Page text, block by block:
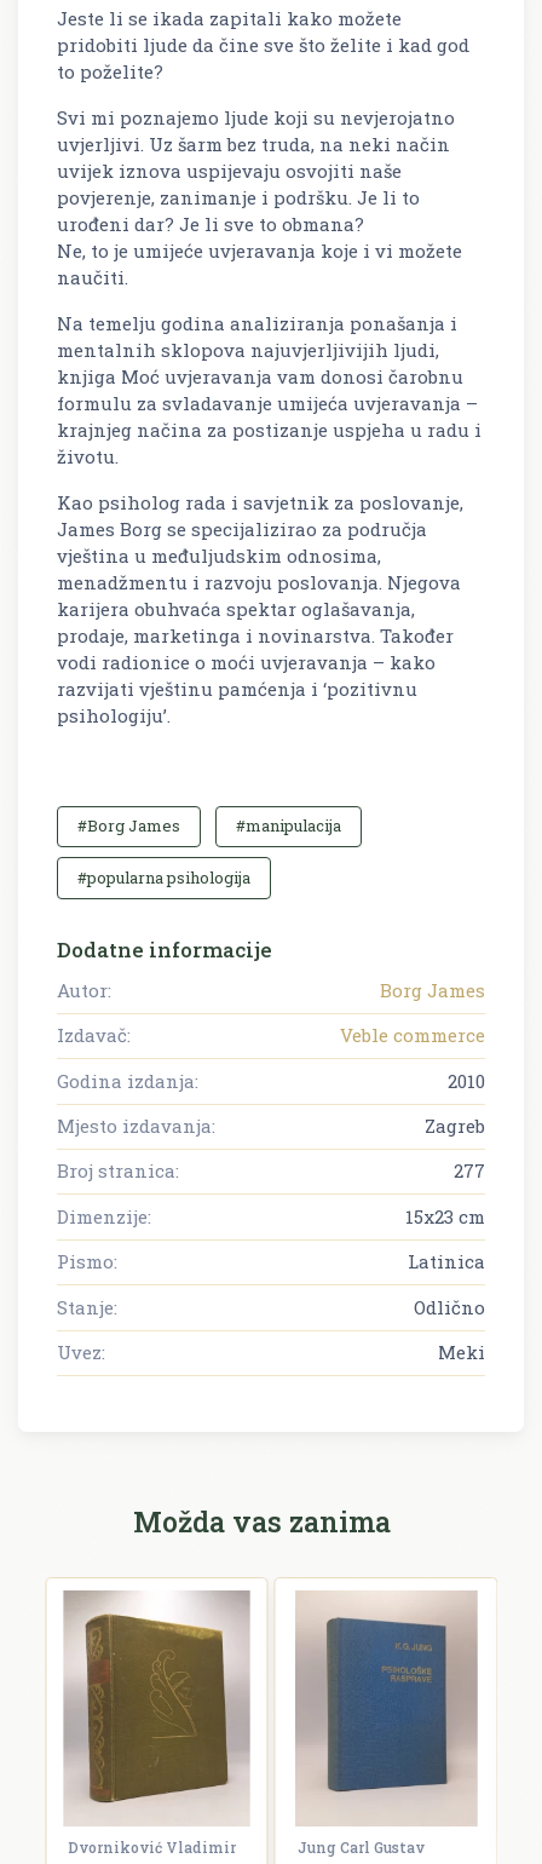
Jeste li se ikada zapitali kako možete
pridobiti ljude da čine sve što želite i kad god
to poželite?
Svi mi poznajemo ljude koji su nevjerojatno
uvjerljivi. Uz šarm bez truda, na neki način
uvijek iznova uspijevaju osvojiti naše
povjerenje, zanimanje i podršku. Je li to
urođeni dar? Je li sve to obmana?
Ne, to je umijeće uvjeravanja koje i vi možete
naučiti.
Na temelju godina analiziranja ponašanja i
mentalnih sklopova najuvjerljivijih ljudi,
knjiga Moć uvjeravanja vam donosi čarobnu
formulu za svladavanje umijeća uvjeravanja –
krajnjeg načina za postizanje uspjeha u radu i
životu.
Kao psiholog rada i savjetnik za poslovanje,
James Borg se specijalizirao za područja
vještina u međuljudskim odnosima,
menadžmentu i razvoju poslovanja. Njegova
karijera obuhvaća spektar oglašavanja,
prodaje, marketinga i novinarstva. Također
vodi radionice o moći uvjeravanja – kako
razvijati vještinu pamćenja i ‘pozitivnu
psihologiju’.
#Borg James #manipulacija
#popularna psihologija
Dodatne informacije
Autor:
Borg James
Izdavač:
Veble commerce
Godina izdanja:
2010
Mjesto izdavanja:
Zagreb
Broj stranica:
277
Dimenzije:
15x23 cm
Pismo:
Latinica
Stanje:
Odlično
Uvez:
Meki
Možda vas zanima
Dvorniković Vladimir Jung Carl Gustav